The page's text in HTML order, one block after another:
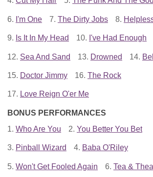
6. I'm One 7. The Dirty Jobs 8.
9. Is It In My Head 10. I've Had Enough
12. Sea And Sand 13. Drowned 14.
15. Doctor Jimmy 16. The Rock
17. Love Reign O'er Me
BONUS PERFORMANCES
1. Who Are You 2. You Better You Bet
3. Pinball Wizard 4. Baba O'Riley
5. Won't Get Fooled Again 6. Tea &